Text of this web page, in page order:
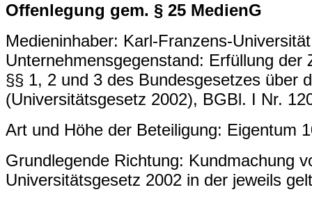
Offenlegung gem. § 25 MedienG
Medieninhaber: Karl-Franzens-
Unternehmensgegenstand: Erfüllung
§§ 1, 2 und 3 des Bundesgesetzes über
(Universitätsgesetz 2002), BGBl. I Nr.
Art und Höhe der Beteiligung: Eigentum
Grundlegende Richtung: Kundmachung
Universitätsgesetz 2002 in der jeweils